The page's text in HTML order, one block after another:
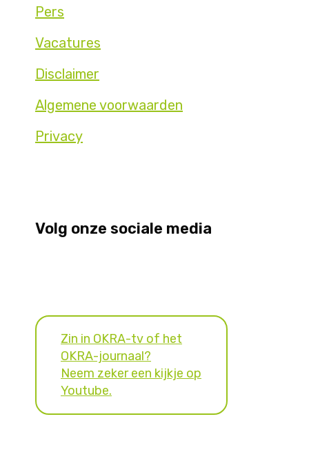
Pers
Vacatures
Disclaimer
Algemene voorwaarden
Privacy
Volg onze sociale media
Zin in OKRA-tv of het
OKRA-journaal?
Neem zeker een kijkje op
Youtube.